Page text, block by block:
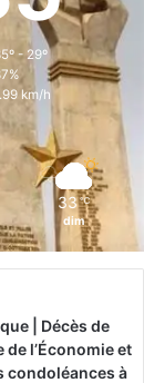
k
- 29º
km/h
33 ℃
dim
| Décès de
de l’Économie et
condoléances à